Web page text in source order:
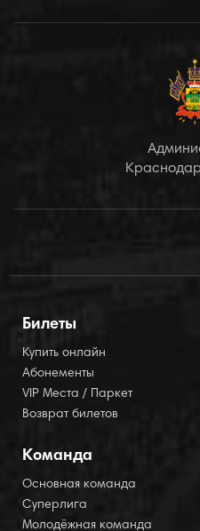
Билеты
Купить онлайн
Абонементы
VIP Места / Паркет
Возврат билетов
Команда
Основная команда
Суперлига
Молодёжная команда